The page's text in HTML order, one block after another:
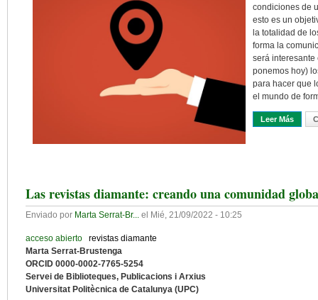
condiciones de
esto es un
la totalidad de
forma la
será
ponemos hoy)
para hacer que
el mundo de
Leer Más
Las revistas diamante: creando una comunidad
Enviado por Marta Serrat-Br... el Mié, 21/09/2022 - 10:25
acceso abierto
revistas diamante
Marta Serrat-Brustenga
ORCID 0000-0002-7765-5254
Servei de Biblioteques, Publicacions i Arxius
Universitat Politècnica de Catalunya (UPC)